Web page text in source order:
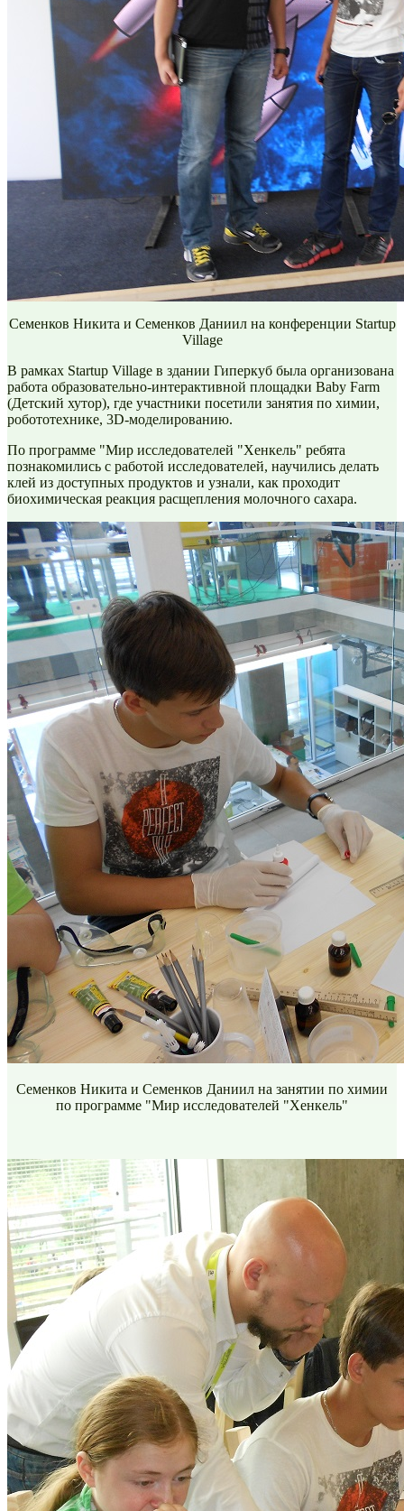
Семенков Никита и Семенков Даниил на конференции Startup
Village
В рамках Startup Village в здании Гиперкуб была организована
работа образовательно-интерактивной площадки Baby Farm
(Детский хутор), где участники посетили занятия по химии,
робототехнике, 3D-моделированию.
По программе "Мир исследователей "Хенкель" ребята
познакомились с работой исследователей, научились делать
клей из доступных продуктов и узнали, как проходит
биохимическая реакция расщепления молочного сахара.
Семенков Никита и Семенков Даниил на занятии по химии
по программе "Мир исследователей "Хенкель"